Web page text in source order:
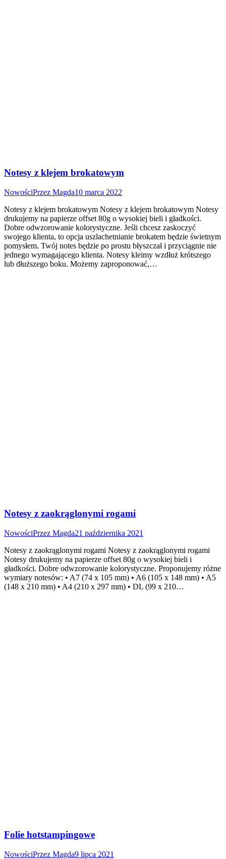
Notesy z klejem brokatowym
NowościPrzez Magda10 marca 2022
Notesy z klejem brokatowym Notesy z klejem brokatowym Notesy
drukujemy na papierze offset 80g o wysokiej bieli i gładkości.
Dobre odwzorowanie kolorystyczne. Jeśli chcesz zaskoczyć
swojego klienta, to opcja uszlachetnianie brokatem będzie świetnym
pomysłem. Twój notes będzie po prostu błyszczał i przyciągnie nie
jednego wymagającego klienta. Notesy kleimy wzdłuż krótszego
lub dłuższego boku. Możemy zaproponować,…
Notesy z zaokrąglonymi rogami
NowościPrzez Magda21 października 2021
Notesy z zaokrąglonymi rogami Notesy z zaokrąglonymi rogami
Notesy drukujemy na papierze offset 80g o wysokiej bieli i
gładkości. Dobre odwzorowanie kolorystyczne. Proponujemy różne
wymiary notesów: • A7 (74 x 105 mm) • A6 (105 x 148 mm) • A5
(148 x 210 mm) • A4 (210 x 297 mm) • DL (99 x 210…
Folie hotstampingowe
NowościPrzez Magda9 lipca 2021